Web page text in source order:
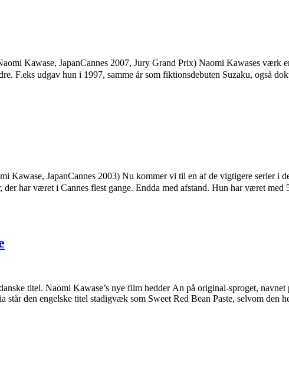
Kawase, JapanCannes 2007, Jury Grand Prix) Naomi Kawases værk
F.eks udgav hun i 1997, samme år som fiktionsdebuten Suzaku, også
Kawase, JapanCannes 2003) Nu kommer vi til en af de vigtigere serier
har været i Cannes flest gange. Endda med afstand. Hun har været
titel. Naomi Kawase’s nye film hedder An på original-sproget,
står den engelske titel stadigvæk som Sweet Red Bean Paste, selvom den